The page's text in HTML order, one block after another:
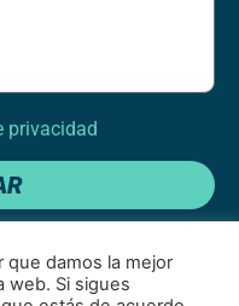
privacidad
que damos la mejor
web. Si sigues